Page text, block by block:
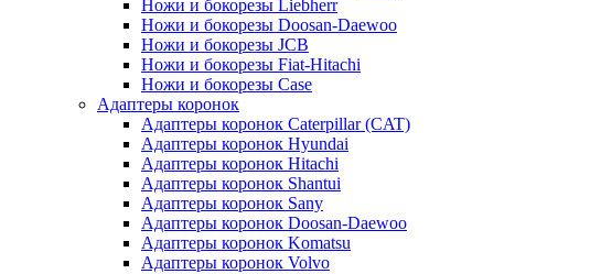
Ножи и бокорезы Liebherr
Ножи и бокорезы Doosan-Daewoo
Ножи и бокорезы JCB
Ножи и бокорезы Fiat-Hitachi
Ножи и бокорезы Case
Адаптеры коронок
Адаптеры коронок Caterpillar (CAT)
Адаптеры коронок Hyundai
Адаптеры коронок Hitachi
Адаптеры коронок Shantui
Адаптеры коронок Sany
Адаптеры коронок Doosan-Daewoo
Адаптеры коронок Komatsu
Адаптеры коронок Volvo